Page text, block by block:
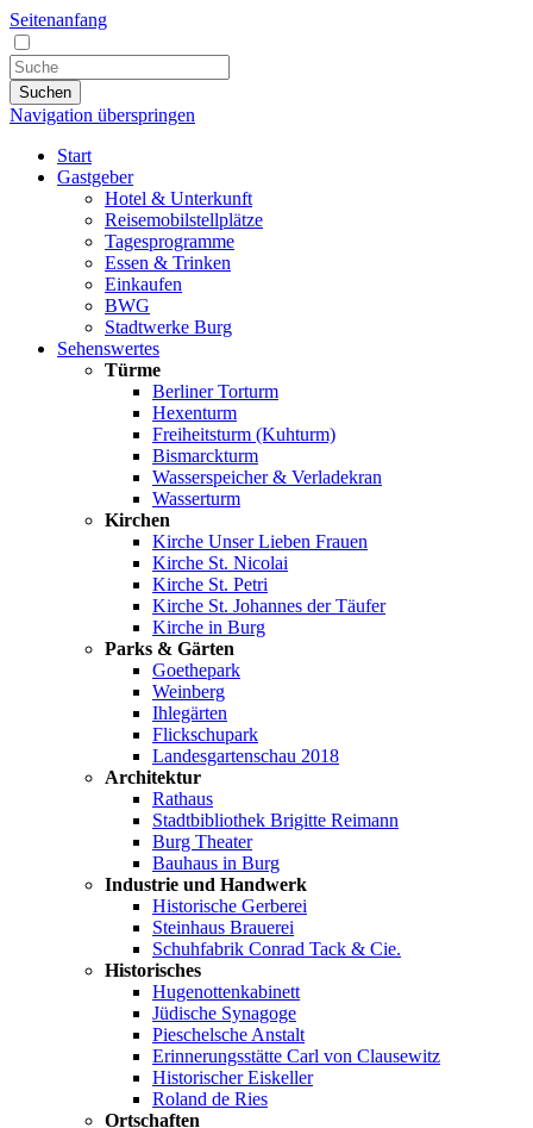
Seitenanfang
Suchen
Navigation überspringen
Start
Gastgeber
Hotel & Unterkunft
Reisemobilstellplätze
Tagesprogramme
Essen & Trinken
Einkaufen
BWG
Stadtwerke Burg
Sehenswertes
Türme
Berliner Torturm
Hexenturm
Freiheitsturm (Kuhturm)
Bismarckturm
Wasserspeicher & Verladekran
Wasserturm
Kirchen
Kirche Unser Lieben Frauen
Kirche St. Nicolai
Kirche St. Petri
Kirche St. Johannes der Täufer
Kirche in Burg
Parks & Gärten
Goethepark
Weinberg
Ihlegärten
Flickschupark
Landesgartenschau 2018
Architektur
Rathaus
Stadtbibliothek Brigitte Reimann
Burg Theater
Bauhaus in Burg
Industrie und Handwerk
Historische Gerberei
Steinhaus Brauerei
Schuhfabrik Conrad Tack & Cie.
Historisches
Hugenottenkabinett
Jüdische Synagoge
Pieschelsche Anstalt
Erinnerungsstätte Carl von Clausewitz
Historischer Eiskeller
Roland de Ries
Ortschaften